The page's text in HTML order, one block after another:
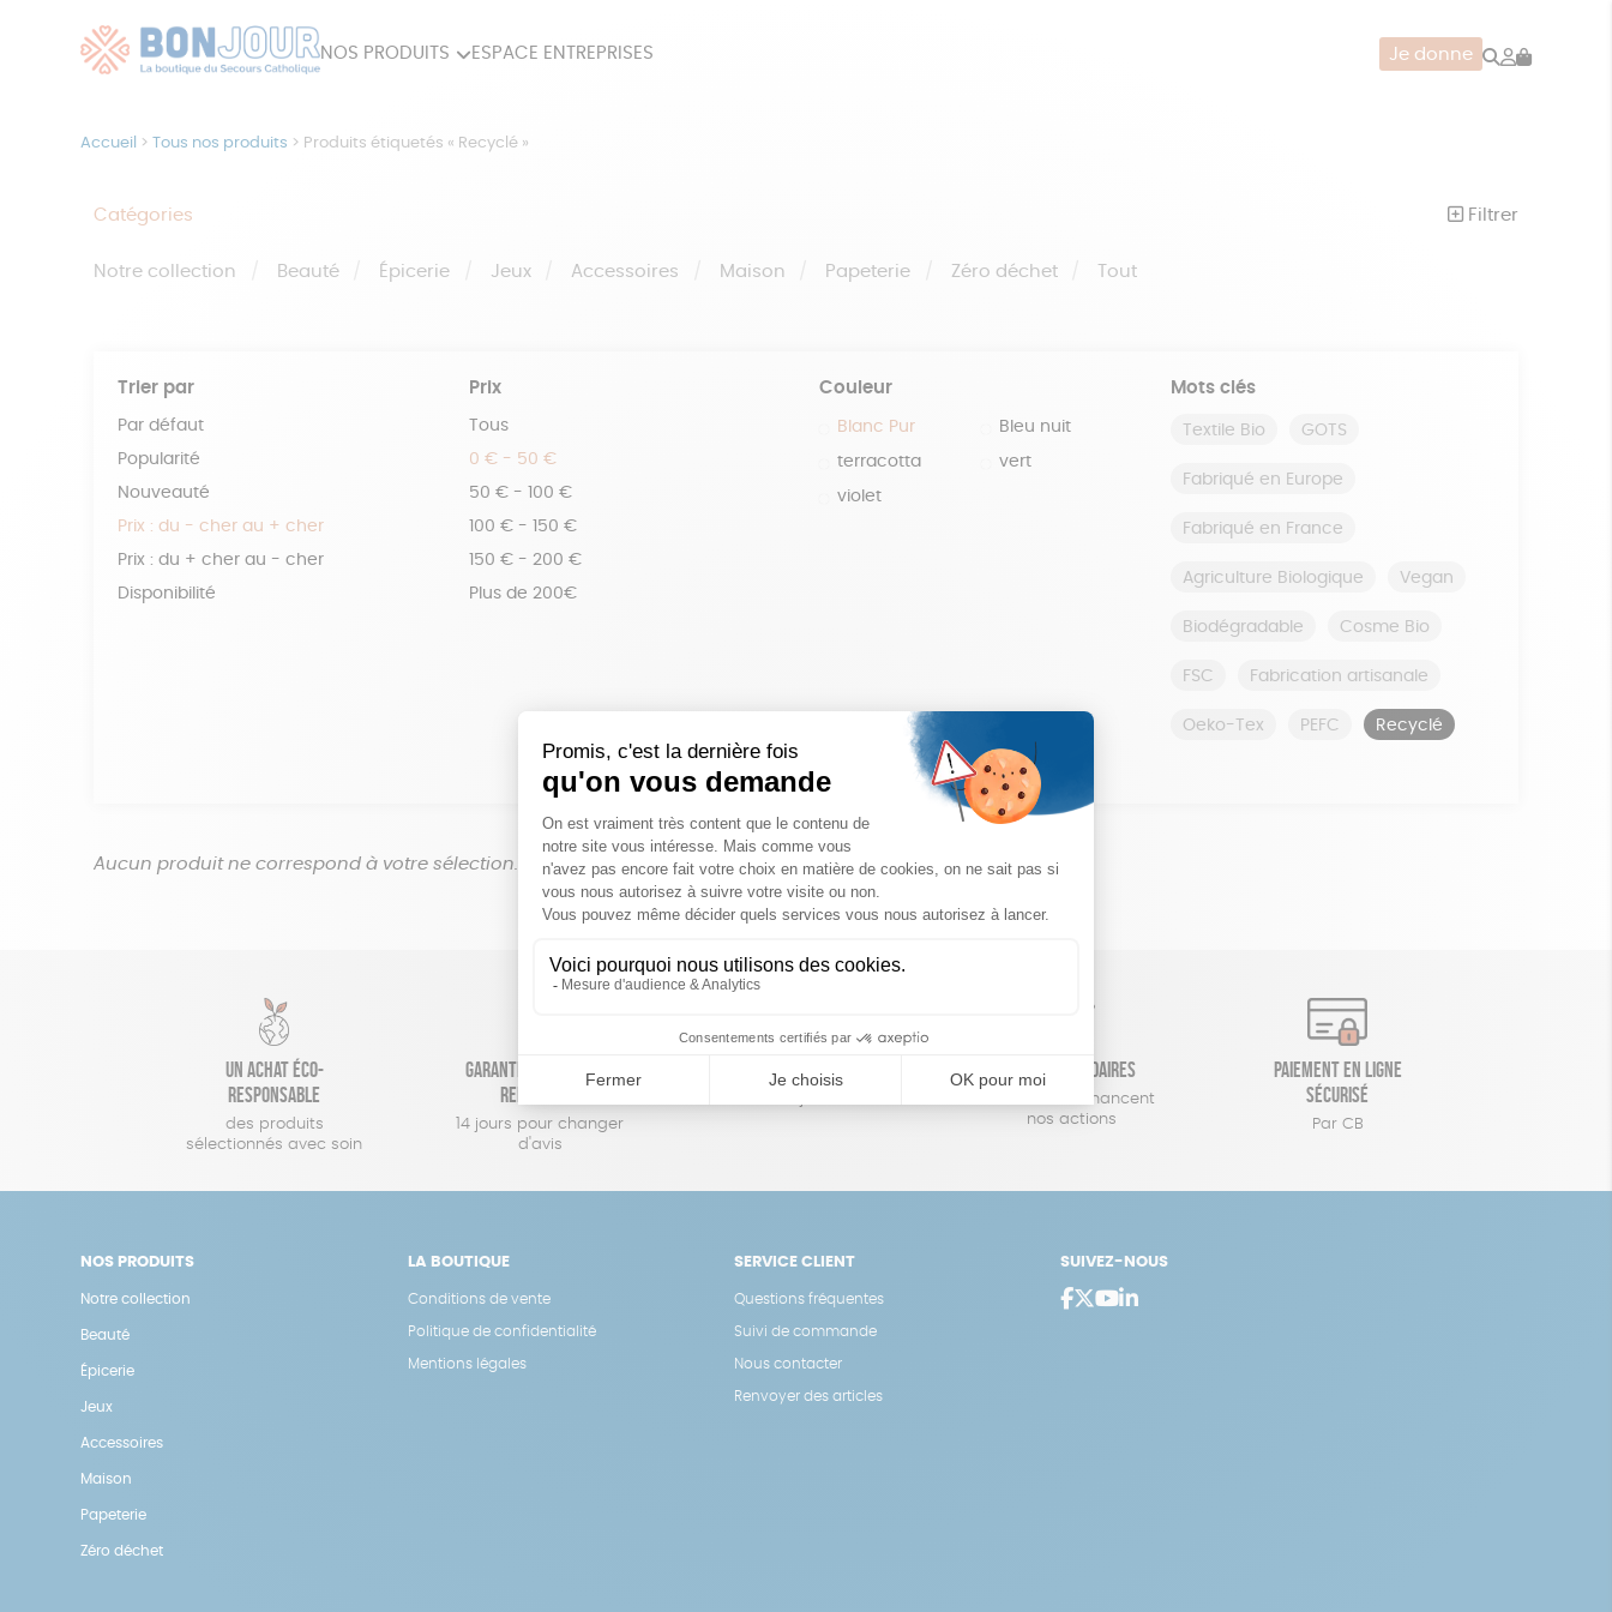
NOS PRODUITS ESPACE ENTREPRISES Je donne Rechercher
Mon
Accueil >Tous nos produits > Produits étiquetés « Recyclé »
Catégories Filtrer
Notre collection Beauté Épicerie Jeux Accessoires Maison Papeterie Zéro déchet Tout
Trier par
Par défaut
Popularité
Nouveauté
Prix : du - cher au + cher
Prix : du + cher au - cher
Disponibilité
Prix
Tous
0 € - 50 €
50 € - 100 €
100 € - 150 €
150 € - 200 €
Plus de 200€
Couleur
Blanc Pur Bleu nuit
terracotta vert
violet
Mots clés
Textile Bio GOTS
Fabriqué en Europe
Fabriqué en France
Agriculture Biologique Vegan
Biodégradable Cosme Bio
FSC Fabrication artisanale
Oeko-Tex PEFC Recyclé
Aucun produit ne correspond à votre sélection.
Un achat éco-
responsable
des produits
sélectionnés avec soin
Garantie satisfait ou
remboursé
14 jours pour changer
d'avis
Livraison Achats solidaires
Vos achats financent
nos actions
Paiement en ligne
sécurisé
Par CB
NOS PRODUITS
Notre collection
Beauté
Épicerie
Jeux
Accessoires
Maison
Papeterie
Zéro déchet
LA BOUTIQUE
Conditions de vente
Politique de confidentialité
Mentions légales
SERVICE CLIENT
Questions fréquentes
Suivi de commande
Nous contacter
Renvoyer des articles
SUIVEZ-NOUS